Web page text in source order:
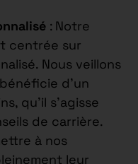
: Notre
centrée sur
Nous veillons
d’un
qu’il s’agisse
de carrière.
à nos
leur